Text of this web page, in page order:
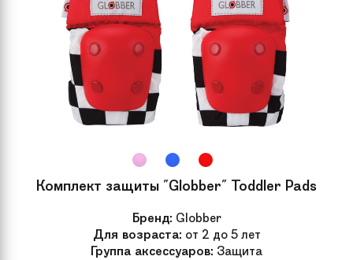
Комплект защиты "Globber" Toddler Pads
Бренд: Globber
Для возраста: от 2 до 5 лет
Группа аксессуаров: Защита